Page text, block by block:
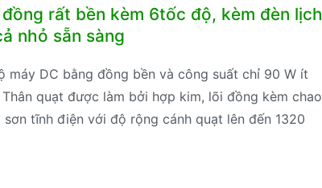
rất bền kèm 6tốc độ, kèm đèn lịch
nhỏ sẵn sàng
máy DC bằng đồng bền và công suất chỉ 90 W ít
quạt được làm bởi hợp kim, lõi đồng kèm chao
tĩnh điện với độ rộng cánh quạt lên đến 1320